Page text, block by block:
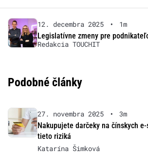
12. decembra 2025 •
1m
Legislatívne zmeny pre
Redakcia TOUCHIT
Podobné články
27. novembra 2025 •
3m
Nakupujete darčeky na čínskych
tieto riziká
Katarína Šimková